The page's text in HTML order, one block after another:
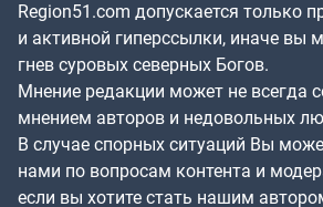
Region51.com допускается только
и активной гиперссылки, иначе вы
гнев суровых северных Богов.
Мнение редакции может не всегда
мнением авторов и недовольных
В случае спорных ситуаций Вы
нами по вопросам контента и
если вы хотите стать нашим